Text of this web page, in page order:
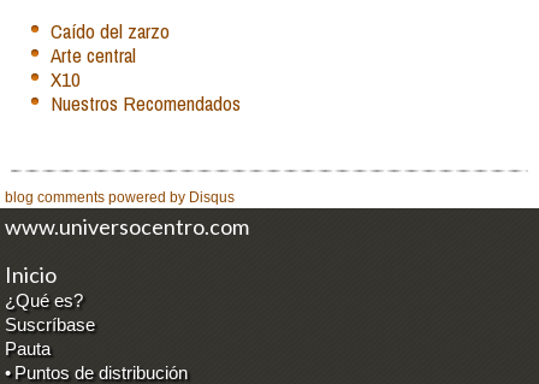
Caído del zarzo
Arte central
X10
Nuestros Recomendados
blog comments powered by Disqus
www.universocentro.com
Inicio
¿Qué es?
Suscríbase
Pauta
• Puntos de distribución